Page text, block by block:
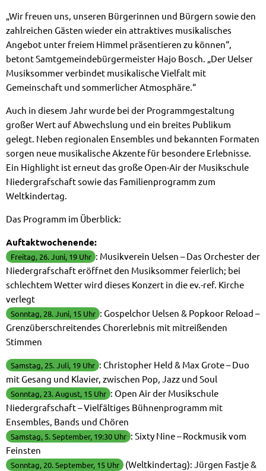
„Wir freuen uns, unseren Bürgerinnen und Bürgern sowie den
zahlreichen Gästen wieder ein attraktives musikalisches
Angebot unter freiem Himmel präsentieren zu können“,
betont Samtgemeindebürgermeister Hajo Bosch. „Der Uelser
Musiksommer verbindet musikalische Vielfalt mit
Gemeinschaft und sommerlicher Atmosphäre.“
Auch in diesem Jahr wurde bei der Programmgestaltung
großer Wert auf Abwechslung und ein breites Publikum
gelegt. Neben regionalen Ensembles und bekannten Formaten
sorgen neue musikalische Akzente für besondere Erlebnisse.
Ein Highlight ist erneut das große Open-Air der Musikschule
Niedergrafschaft sowie das Familienprogramm zum
Weltkindertag.
Das Programm im Überblick:
Auftaktwochenende:
Freitag, 26. Juni, 19 Uhr : Musikverein Uelsen – Das Orchester der
Niedergrafschaft eröffnet den Musiksommer feierlich; bei
schlechtem Wetter wird dieses Konzert in die ev.-ref. Kirche
verlegt
Sonntag, 28. Juni, 15 Uhr : Gospelchor Uelsen & Popkoor Reload –
Grenzüberschreitendes Chorerlebnis mit mitreißenden
Stimmen
Samstag, 25. Juli, 19 Uhr : Christopher Held & Max Grote – Duo
mit Gesang und Klavier, zwischen Pop, Jazz und Soul
Sonntag, 23. August, 15 Uhr : Open Air der Musikschule
Niedergrafschaft – Vielfältiges Bühnenprogramm mit
Ensembles, Bands und Chören
Samstag, 5. September, 19:30 Uhr : Sixty Nine – Rockmusik vom
Feinsten
Sonntag, 20. September, 15 Uhr
(Weltkindertag): Jürgen Fastje &